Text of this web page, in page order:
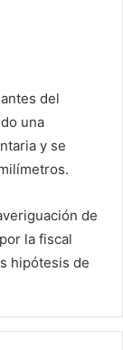
del
una
y se
de
la fiscal
hipótesis de